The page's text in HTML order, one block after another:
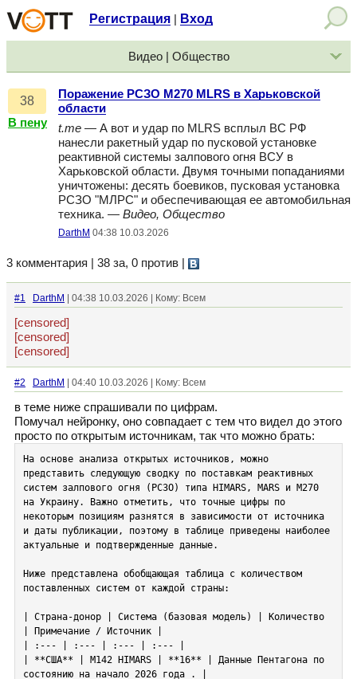
Регистрация Вход
Видео | Общество
38
В пену
Поражение РСЗО M270 MLRS в Харьковской
области
t.me — А вот и удар по MLRS всплыл ВС РФ
нанесли ракетный удар по пусковой установке
реактивной системы залпового огня ВСУ в
Харьковской области. Двумя точными попаданиями
уничтожены: десять боевиков, пусковая установка
РСЗО "МЛРС" и обеспечивающая ее автомобильная
техника. — Видео, Общество
DarthM 04:38 10.03.2026
3 комментария | 38 за, 0 против
#1 DarthM | 04:38 10.03.2026 | Кому: Всем
[censored]
[censored]
[censored]
#2 DarthM | 04:40 10.03.2026 | Кому: Всем
в теме ниже спрашивали по цифрам.
Помучал нейронку, оно совпадает с тем что видел до этого
просто по открытым источникам, так что можно брать:
На основе анализа открытых источников, можно
представить следующую сводку по поставкам реактивных
систем залпового огня (РСЗО) типа HIMARS, MARS и M270
на Украину. Важно отметить, что точные цифры по
некоторым позициям разнятся в зависимости от источника
и даты публикации, поэтому в таблице приведены наиболее
актуальные и подтвержденные данные.
Ниже представлена обобщающая таблица с количеством
поставленных систем от каждой страны:
| Страна-донор | Система (базовая модель) | Количество
| Примечание / Источник |
| :--- | :--- | :--- | :--- |
| **США** | M142 HIMARS | **16** | Данные Пентагона по
состоянию на начало 2026 года . |